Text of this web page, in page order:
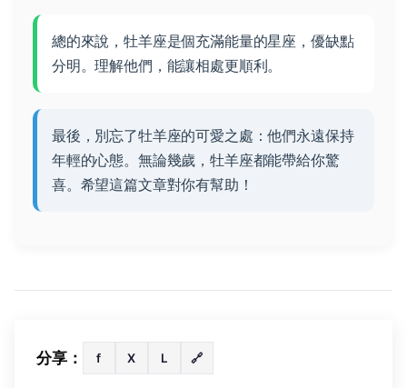
總的來說，牡羊座是個充滿能量的星座，優缺點
分明。理解他們，能讓相處更順利。
最後，別忘了牡羊座的可愛之處：他們永遠保持
年輕的心態。無論幾歲，牡羊座都能帶給你驚
喜。希望這篇文章對你有幫助！
分享： f X L 🔗